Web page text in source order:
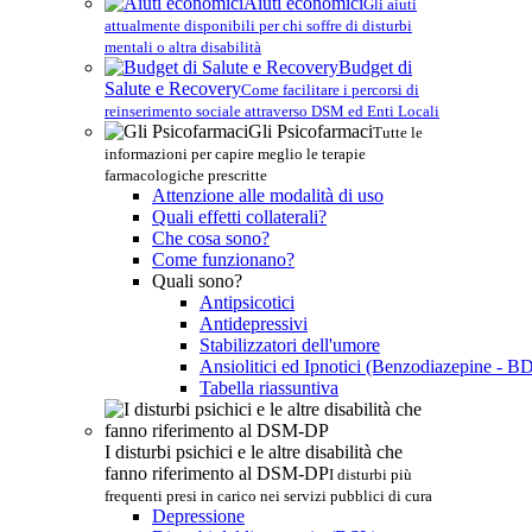
Gli aiuti
attualmente disponibili per chi soffre di disturbi
mentali o altra disabilità
Budget di
Salute e RecoveryCome facilitare i percorsi di
reinserimento sociale attraverso DSM ed Enti Locali
Gli PsicofarmaciTutte le
informazioni per capire meglio le terapie
farmacologiche prescritte
Attenzione alle modalità di uso
Quali effetti collaterali?
Che cosa sono?
Come funzionano?
Quali sono?
Antipsicotici
Antidepressivi
Stabilizzatori dell'umore
Ansiolitici ed Ipnotici (Benzodiazepine -
Tabella riassuntiva
I disturbi psichici e le altre disabilità che
fanno riferimento al DSM-DPI disturbi più
frequenti presi in carico nei servizi pubblici di cura
Depressione